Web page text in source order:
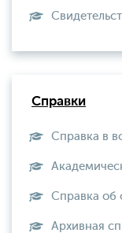
Справки
Справка в
Справка об
Архивная